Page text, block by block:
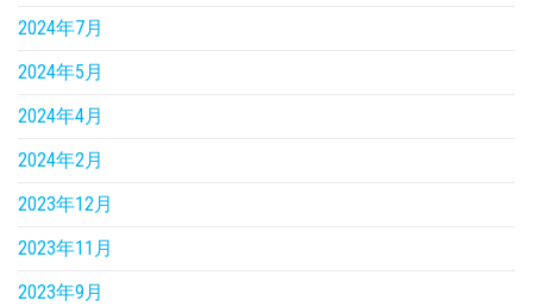
2024年7月
2024年5月
2024年4月
2024年2月
2023年12月
2023年11月
2023年9月